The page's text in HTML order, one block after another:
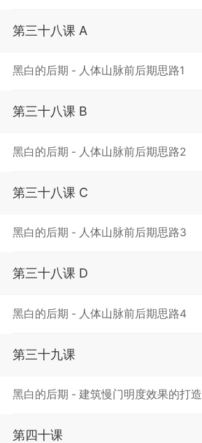
第三十八课 A
黑白的后期 - 人体山脉前后期思路1
第三十八课 B
黑白的后期 - 人体山脉前后期思路2
第三十八课 C
黑白的后期 - 人体山脉前后期思路3
第三十八课 D
黑白的后期 - 人体山脉前后期思路4
第三十九课
黑白的后期 - 建筑慢门明度效果的打造
第四十课